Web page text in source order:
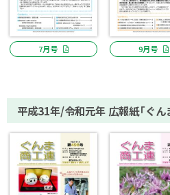
7月号 9月号
平成31年/令和元年 広報紙「ぐん